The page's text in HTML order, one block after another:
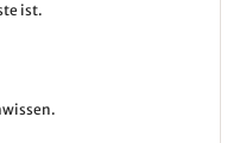
ist.